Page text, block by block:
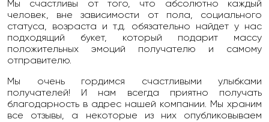
Мы счастливы от того, что абсолютно каждый
человек, вне зависимости от пола, социального
статуса, возраста и т.д. обязательно найдет у нас
подходящий букет, который подарит массу
положительных эмоций получателю и самому
отправителю.
Мы очень гордимся счастливыми улыбками
получателей! И нам всегда приятно получать
благодарность в адрес нашей компании. Мы храним
все отзывы, а некоторые из них опубликовываем